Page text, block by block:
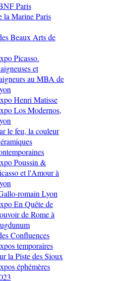
Paris
la Marine Paris
Beaux Arts de
Picasso.
et
au MBA de
Henri Matisse
Los Modernos,
le feu, la couleur
Poussin &
et l'Amour à
romain Lyon
En Quête de
de Rome à
Confluences
temporaires
la Piste des Sioux
éphémères